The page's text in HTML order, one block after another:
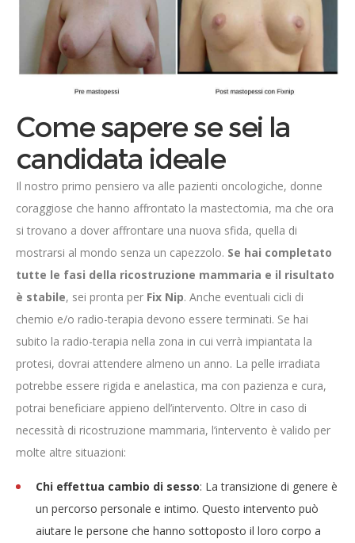
Come sapere se sei la
candidata ideale
Il nostro primo pensiero va alle pazienti oncologiche, donne
coraggiose che hanno affrontato la mastectomia, ma che ora
si trovano a dover affrontare una nuova sfida, quella di
mostrarsi al mondo senza un capezzolo. Se hai completato
tutte le fasi della ricostruzione mammaria e il risultato
è stabile, sei pronta per Fix Nip. Anche eventuali cicli di
chemio e/o radio-terapia devono essere terminati. Se hai
subito la radio-terapia nella zona in cui verrà impiantata la
protesi, dovrai attendere almeno un anno. La pelle irradiata
potrebbe essere rigida e anelastica, ma con pazienza e cura,
potrai beneficiare appieno dell’intervento. Oltre in caso di
necessità di ricostruzione mammaria, l’intervento è valido per
molte altre situazioni:
Chi effettua cambio di sesso: La transizione di genere è
un percorso personale e intimo. Questo intervento può
aiutare le persone che hanno sottoposto il loro corpo a